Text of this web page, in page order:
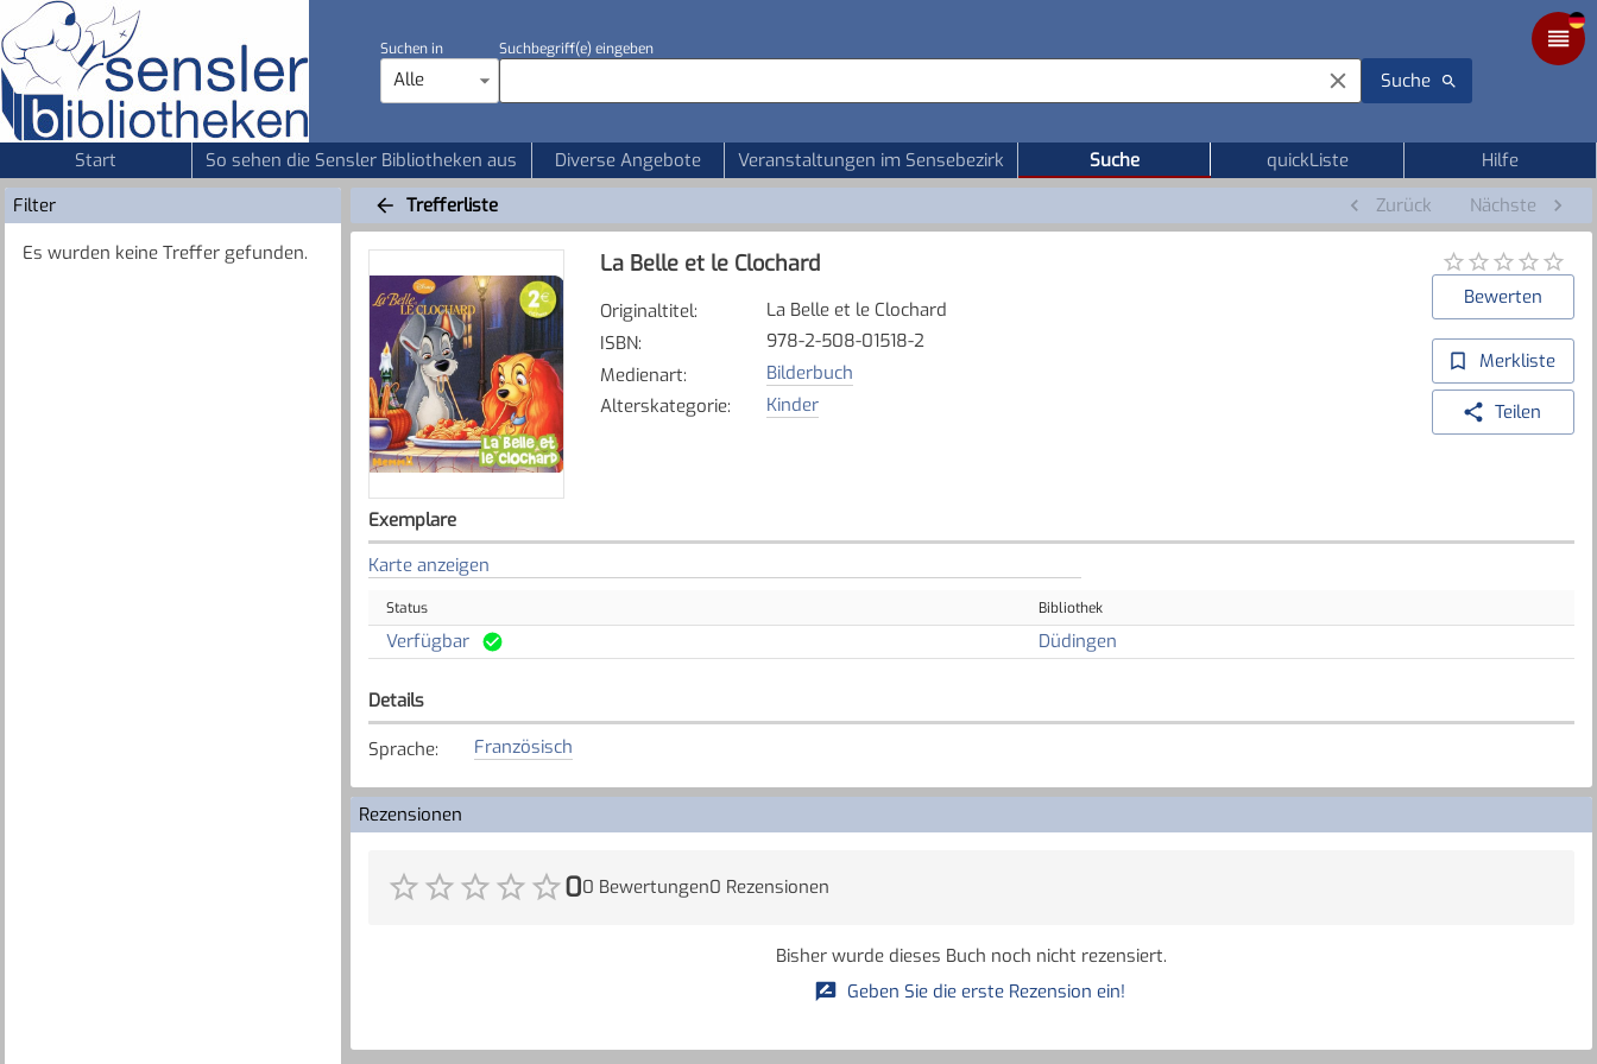
Suchen in
Alle
Suchbegriff(e) eingeben
Suche
Start So sehen die Sensler Bibliotheken aus Diverse Angebote Veranstaltungen im Sensebezirk Suche quickListe
Hilfe
Filter
Es wurden keine Treffer gefunden.
Trefferliste Zurück Nächste
La Belle et le Clochard
Originaltitel:
La Belle et le Clochard
ISBN:
978-2-508-01518-2
Medienart:
Bilderbuch
Alterskategorie: Kinder
Bewerten
Merkliste
Teilen
Exemplare
Karte anzeigen
Status Bibliothek
Verfügbar Düdingen
Details
Sprache: Französisch
Rezensionen
00 Bewertungen0 Rezensionen
Bisher wurde dieses Buch noch nicht rezensiert.
Geben Sie die erste Rezension ein!